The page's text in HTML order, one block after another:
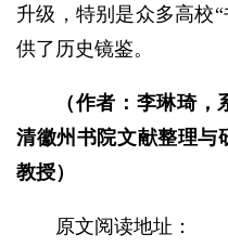
升级，特别是众多高校
供了历史镜鉴。
（作者：李琳琦
清徽州书院文献整理与
教授）
原文阅读地址：